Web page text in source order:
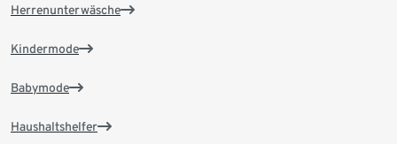
Herrenunterwäsche
Kindermode
Babymode
Haushaltshelfer